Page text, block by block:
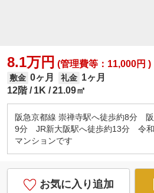
8.1万円 (管理費等：11,000円 )
敷金 0ヶ月 礼金 1ヶ月
12階
1K 21.09㎡
阪急京都線 崇禅寺駅へ徒歩約8分
9分 JR新大阪駅へ徒歩約13分 令和
マンションです
お気に入り追加